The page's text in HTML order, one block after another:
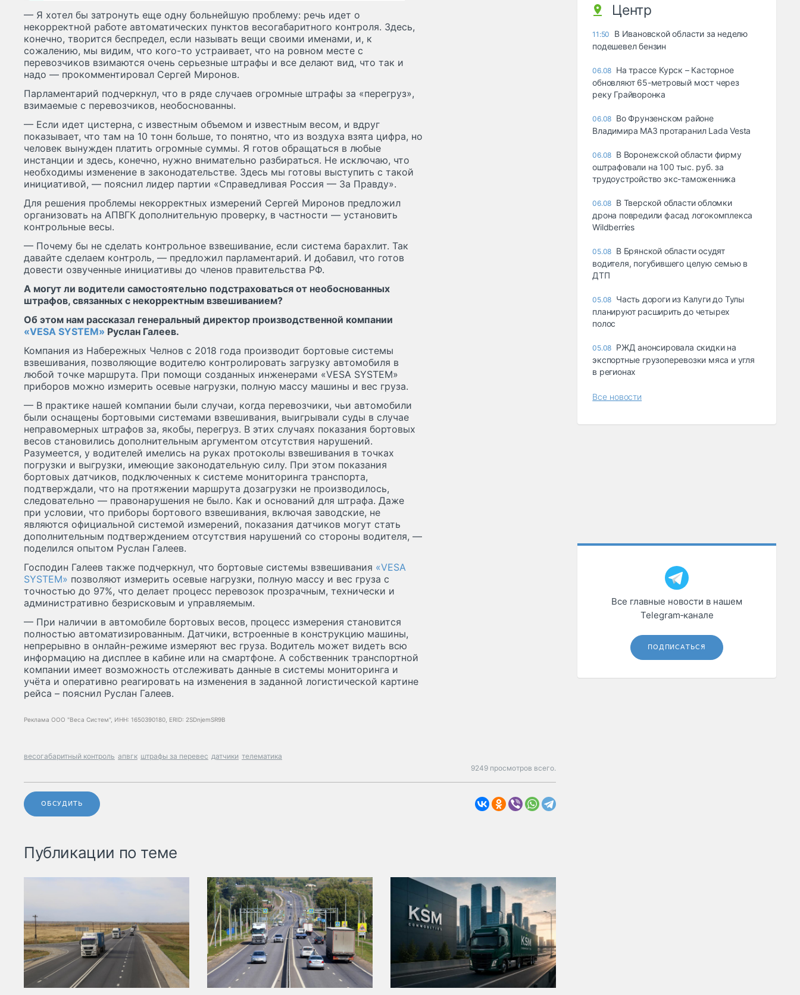
— Я хотел бы затронуть еще одну больнейшую проблему: речь идет о
некорректной работе автоматических пунктов весогабаритного контроля. Здесь,
конечно, творится беспредел, если называть вещи своими именами, и, к
сожалению, мы видим, что кого-то устраивает, что на ровном месте с
перевозчиков взимаются очень серьезные штрафы и все делают вид, что так и
надо — прокомментировал Сергей Миронов.
Парламентарий подчеркнул, что в ряде случаев огромные штрафы за «перегруз»,
взимаемые с перевозчиков, необоснованны.
— Если идет цистерна, с известным объемом и известным весом, и вдруг
показывает, что там на 10 тонн больше, то понятно, что из воздуха взята цифра, но
человек вынужден платить огромные суммы. Я готов обращаться в любые
инстанции и здесь, конечно, нужно внимательно разбираться. Не исключаю, что
необходимы изменение в законодательстве. Здесь мы готовы выступить с такой
инициативой, — пояснил лидер партии «Справедливая Россия — За Правду».
Для решения проблемы некорректных измерений Сергей Миронов предложил
организовать на АПВГК дополнительную проверку, в частности — установить
контрольные весы.
— Почему бы не сделать контрольное взвешивание, если система барахлит. Так
давайте сделаем контроль, — предложил парламентарий. И добавил, что готов
довести озвученные инициативы до членов правительства РФ.
А могут ли водители самостоятельно подстраховаться от необоснованных
штрафов, связанных с некорректным взвешиванием?
Об этом нам рассказал генеральный директор производственной компании
«VESA SYSTEM» Руслан Галеев.
Компания из Набережных Челнов с 2018 года производит бортовые системы
взвешивания, позволяющие водителю контролировать загрузку автомобиля в
любой точке маршрута. При помощи созданных инженерами «VESA SYSTEM»
приборов можно измерить осевые нагрузки, полную массу машины и вес груза.
— В практике нашей компании были случаи, когда перевозчики, чьи автомобили
были оснащены бортовыми системами взвешивания, выигрывали суды в случае
неправомерных штрафов за, якобы, перегруз. В этих случаях показания бортовых
весов становились дополнительным аргументом отсутствия нарушений.
Разумеется, у водителей имелись на руках протоколы взвешивания в точках
погрузки и выгрузки, имеющие законодательную силу. При этом показания
бортовых датчиков, подключенных к системе мониторинга транспорта,
подтверждали, что на протяжении маршрута дозагрузки не производилось,
следовательно — правонарушения не было. Как и оснований для штрафа. Даже
при условии, что приборы бортового взвешивания, включая заводские, не
являются официальной системой измерений, показания датчиков могут стать
дополнительным подтверждением отсутствия нарушений со стороны водителя, —
поделился опытом Руслан Галеев.
Господин Галеев также подчеркнул, что бортовые системы взвешивания «VESA
SYSTEM» позволяют измерить осевые нагрузки, полную массу и вес груза с
точностью до 97%, что делает процесс перевозок прозрачным, технически и
административно безрисковым и управляемым.
— При наличии в автомобиле бортовых весов, процесс измерения становится
полностью автоматизированным. Датчики, встроенные в конструкцию машины,
непрерывно в онлайн-режиме измеряют вес груза. Водитель может видеть всю
информацию на дисплее в кабине или на смартфоне. А собственник транспортной
компании имеет возможность отслеживать данные в системы мониторинга и
учёта и оперативно реагировать на изменения в заданной логистической картине
рейса – пояснил Руслан Галеев.
Реклама ООО "Веса Систем", ИНН: 1650390180, ERID: 2SDnjemSR9B
весогабаритный контроль апвгк штрафы за перевес датчики телематика
9249 просмотров всего.
ОБСУДИТЬ
Публикации по теме
Центр
11:50
В Ивановской области за неделю
подешевел бензин
06.08 На трассе Курск – Касторное
обновляют 65-метровый мост через
реку Грайворонка
06.08 Во Фрунзенском районе
Владимира МАЗ протаранил Lada Vesta
06.08 В Воронежской области фирму
оштрафовали на 100 тыс. руб. за
трудоустройство экс-таможенника
06.08 В Тверской области обломки
дрона повредили фасад логокомплекса
Wildberries
05.08 В Брянской области осудят
водителя, погубившего целую семью в
ДТП
05.08 Часть дороги из Калуги до Тулы
планируют расширить до четырех
полос
05.08 РЖД анонсировала скидки на
экспортные грузоперевозки мяса и угля
в регионах
Все новости
Все главные новости в нашем
Telegram‑канале
ПОДПИСАТЬСЯ